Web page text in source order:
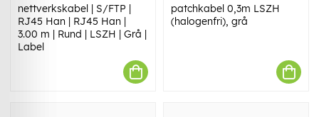
nettverkskabel | S/FTP |
RJ45 Han | RJ45 Han |
3.00 m | Rund | LSZH | Grå |
Label
patchkabel 0,3m LSZH
(halogenfri), grå